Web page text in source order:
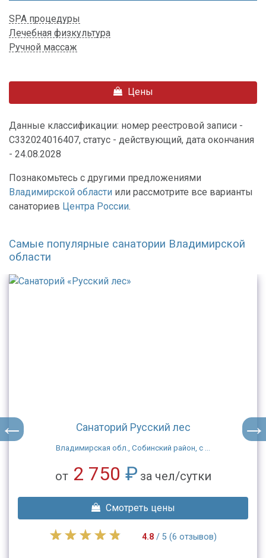
SPA процедуры
Лечебная физкультура
Ручной массаж
Цены
Данные классификации: номер реестровой записи -
С332024016407, статус - действующий, дата окончания
- 24.08.2028
Познакомьтесь с другими предложениями
Владимирской области или рассмотрите все варианты
санаториев Центра России.
Самые популярные санатории Владимирской
области
Санаторий Русский лес
Владимирская обл., Собинский район, с ...
от 2 750 ₽ за чел/сутки
Смотреть цены
4.8/ 5 (6 отзывов)